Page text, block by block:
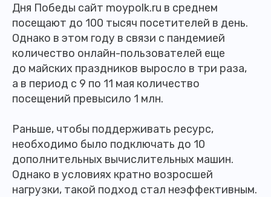
Дня Победы сайт moypolk.ru в среднем
посещают до 100 тысяч посетителей в день.
Однако в этом году в связи с пандемией
количество онлайн-пользователей еще
до майских праздников выросло в три раза,
а в период с 9 по 11 мая количество
посещений превысило 1 млн.
Раньше, чтобы поддерживать ресурс,
необходимо было подключать до 10
дополнительных вычислительных машин.
Однако в условиях кратно возросшей
нагрузки, такой подход стал неэффективным.